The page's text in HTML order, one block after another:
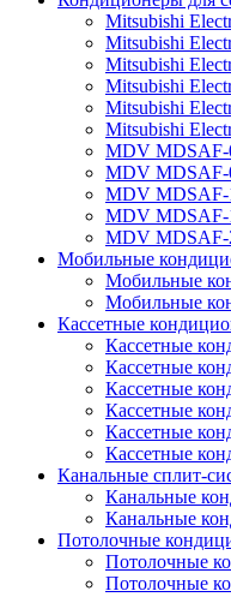
Mitsubishi
Mitsubishi
Mitsubishi
Mitsubishi
Mitsubishi
Mitsubishi
MDV MDSAF-
MDV MDSAF-
MDV MDSAF-
MDV MDSAF-
MDV MDSAF-
Мобильные
Мобильные
Мобильные
Кассетные
Кассетные
Кассетные
Кассетные
Кассетные
Кассетные
Кассетные
Канальные сплит-
Канальные
Канальные
Потолочные
Потолочные
Потолочные